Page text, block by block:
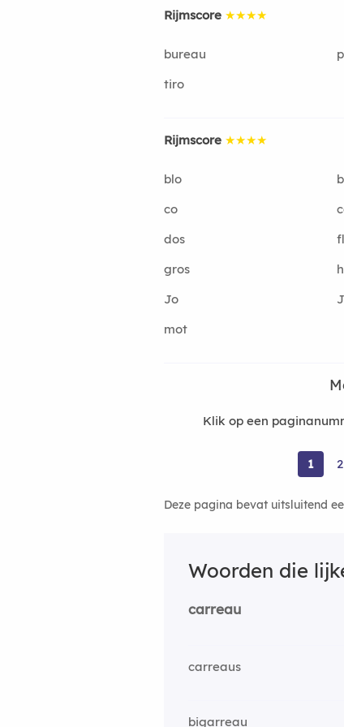
Rijmscore ★★★★
bureau
tiro
Rijmscore ★★★★
blo
co
dos
gros
Jo
mot
Klik op een
1 2
Deze pagina bevat uitsluitend
Woorden die
carreau
carreaus
bigarreau